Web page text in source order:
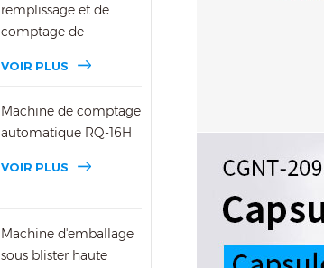
remplissage et de
comptage de
16R
VOIR PLUS
Machine de comptage
automatique RQ-16H
VOIR PLUS
Machine d'emballage
sous blister haute